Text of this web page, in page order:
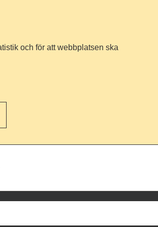
och för att webbplatsen ska